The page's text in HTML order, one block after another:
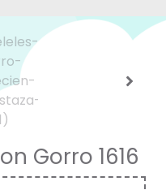
Gorro 1616